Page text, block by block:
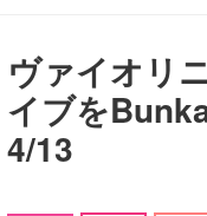
ヴァイオリ
イブを
4/13